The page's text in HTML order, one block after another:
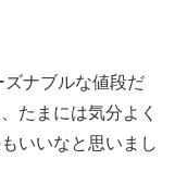
ナブルな値段だ
たまには気分よく
いいなと思いまし